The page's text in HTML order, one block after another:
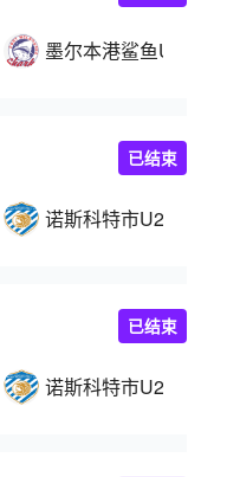
墨尔本港鲨鱼U23
诺斯科特市U23
已结束
诺斯科特市U23
已结束